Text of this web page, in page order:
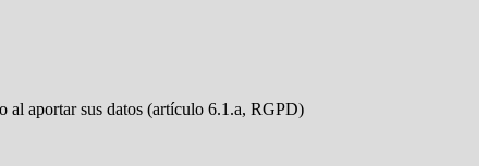
al aportar sus datos (artículo 6.1.a, RGPD)